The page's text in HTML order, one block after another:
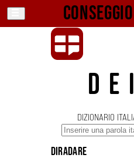
DIZIONARIO
diradare